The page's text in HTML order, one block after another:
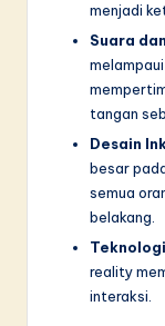
menjadi
Suara
tangan
Desain
besar
semua
belakang.
reality
interaksi.